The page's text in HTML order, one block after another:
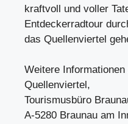
kraftvoll und voller
Entdeckerradtour
das Quellenviertel
Weitere
Quellenviertel,
Tourismusbüro
A-5280 Braunau am